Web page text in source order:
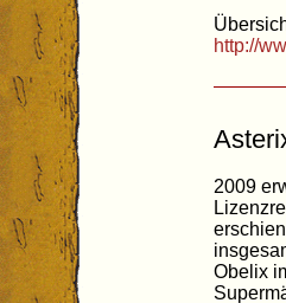
http://
2009
Obelix